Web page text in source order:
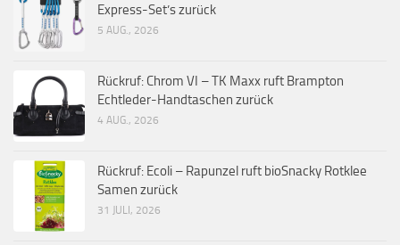
Express-Set’s zurück
5 AUG., 2026
Rückruf: Chrom VI – TK Maxx ruft Brampton
Echtleder-Handtaschen zurück
4 AUG., 2026
Rückruf: Ecoli – Rapunzel ruft bioSnacky Rotklee
Samen zurück
31 JULI, 2026